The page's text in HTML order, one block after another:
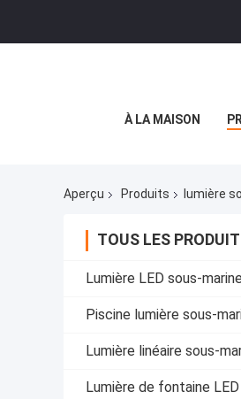
À LA MAISON
Aperçu Produits lumière
TOUS LES
Lumière LED sous-marine
Piscine lumière sous-
Lumière linéaire sous-
Lumière de fontaine LED